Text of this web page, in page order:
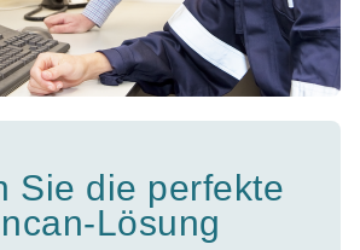
Sie die perfekte
Lösung